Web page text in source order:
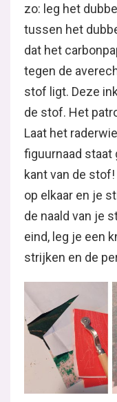
zo: leg het
tussen het
dat het
tegen de
stof ligt. Deze
de stof. Het
Laat het
figuurnaad staat
kant van de
op elkaar en je
de naald van je
eind, leg je een
strijken en de